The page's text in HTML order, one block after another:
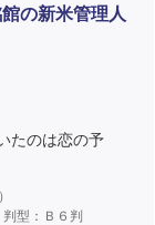
の新米管理人
たのは恋の予
判型：Ｂ６判